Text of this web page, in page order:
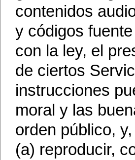
contenidos
y códigos
con la ley, el
de ciertos
instrucciones
moral y las
orden público,
(a) reproducir,